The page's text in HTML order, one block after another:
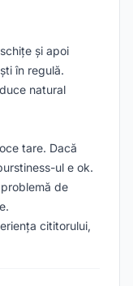
și apoi
în regulă.
natural
tare. Dacă
ul e ok.
de
cititorului,